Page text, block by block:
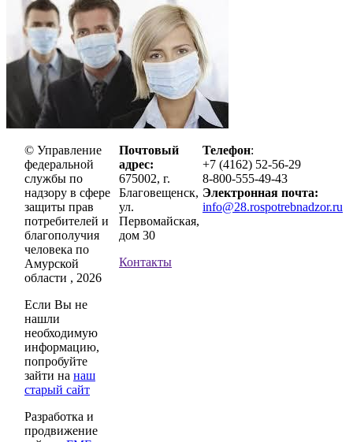
© Управление
федеральной
службы по
надзору в сфере
защиты прав
потребителей и
благополучия
человека по
Амурской
области , 2026
Если Вы не
нашли
необходимую
информацию,
попробуйте
зайти на наш
старый сайт
Разработка и
продвижение
Почтовый
адрес:
675002, г.
Благовещенск,
ул.
Первомайская,
дом 30
Контакты
Телефон:
+7 (4162) 52-56-29
8-800-555-49-43
Электронная почта:
info@28.rospotrebnadzor.ru